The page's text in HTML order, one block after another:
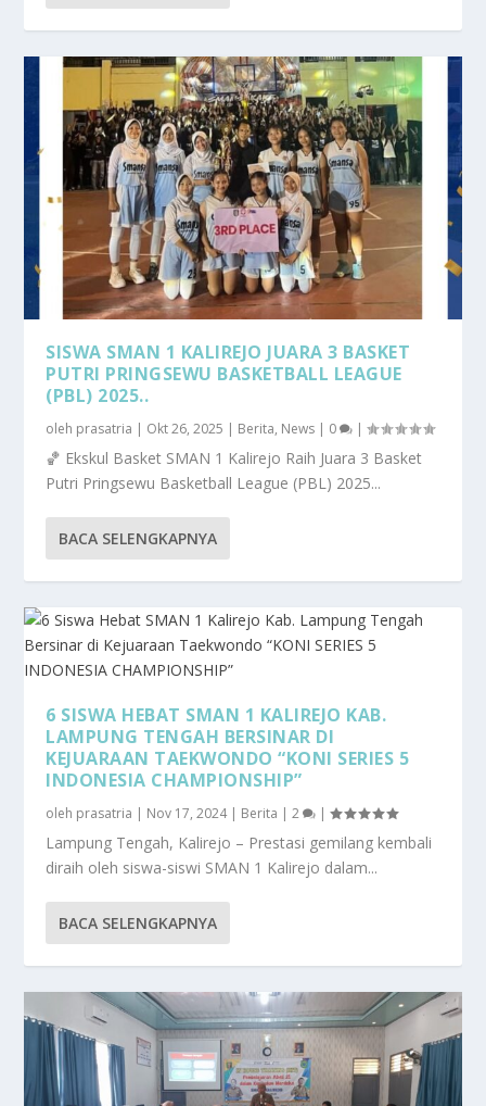
SISWA SMAN 1 KALIREJO JUARA 3 BASKET
PUTRI PRINGSEWU BASKETBALL LEAGUE
(PBL) 2025..
oleh prasatria | Okt 26, 2025 | Berita, News | 0 |
🏀 Ekskul Basket SMAN 1 Kalirejo Raih Juara 3 Basket
Putri Pringsewu Basketball League (PBL) 2025...
BACA SELENGKAPNYA
6 SISWA HEBAT SMAN 1 KALIREJO KAB.
LAMPUNG TENGAH BERSINAR DI
KEJUARAAN TAEKWONDO “KONI SERIES 5
INDONESIA CHAMPIONSHIP”
oleh prasatria | Nov 17, 2024| Berita |2 |
Lampung Tengah, Kalirejo – Prestasi gemilang kembali
diraih oleh siswa-siswi SMAN 1 Kalirejo dalam...
BACA SELENGKAPNYA